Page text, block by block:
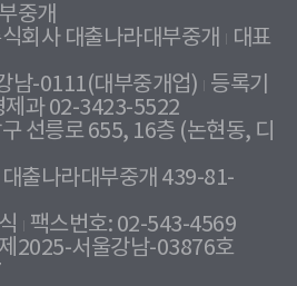
중개
회사 대출나라대부중개
대표
남-0111(대부중개업) 등록기
제과 02-3423-5522
선릉로 655, 16층 (논현동, 디
출나라대부중개 439-81-
팩스번호: 02-543-4569
2025-서울강남-03876호